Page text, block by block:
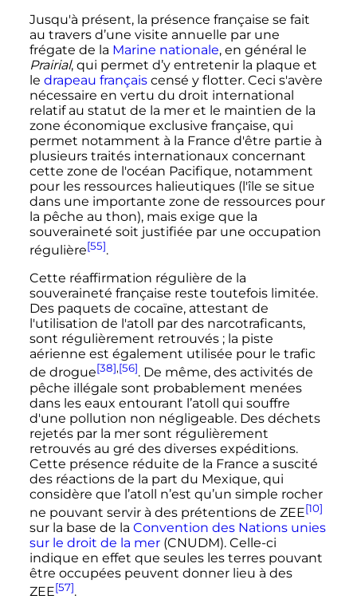
Jusqu'à présent, la présence française se fait
au travers d’une visite annuelle par une
frégate de la Marine nationale, en général le
Prairial, qui permet d’y entretenir la plaque et
le drapeau françaiscensé y flotter. Ceci s'avère
nécessaire en vertu du droit international
relatif au statut de la mer et le maintien de la
zone économique exclusive française, qui
permet notamment à la France d'être partie à
plusieurs traités internationaux concernant
cette zone de l'océan Pacifique, notamment
pour les ressources halieutiques (l'île se situe
dans une importante zone de ressources pour
la pêche au thon), mais exige que la
souveraineté soit justifiée par une occupation
régulière[55].
Cette réaffirmation régulière de la
souveraineté française reste toutefois limitée.
Des paquets de cocaïne, attestant de
l'utilisation de l'atoll par des narcotraficants,
sont régulièrement retrouvés ; la piste
aérienne est également utilisée pour le trafic
de drogue[38],[56]. De même, des activités de
pêche illégale sont probablement menées
dans les eaux entourant l’atoll qui souffre
d'une pollution non négligeable. Des déchets
rejetés par la mer sont régulièrement
retrouvés au gré des diverses expéditions.
Cette présence réduite de la France a suscité
des réactions de la part du Mexique, qui
considère que l’atoll n’est qu’un simple rocher
ne pouvant servir à des prétentions de ZEE[10]
sur la base de la Convention des Nations unies
sur le droit de la mer(CNUDM). Celle-ci
indique en effet que seules les terres pouvant
être occupées peuvent donner lieu à des
ZEE[57].